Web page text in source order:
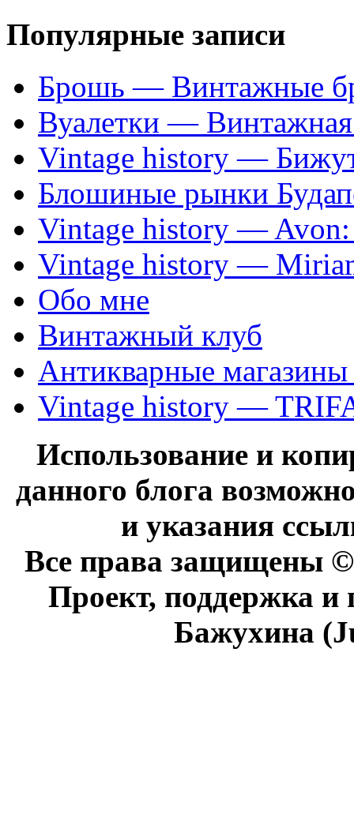
Популярные записи
Брошь — Винтажные
Вуалетки — Винтажная
Vintage history —
Блошиные рынки
Vintage history —
Vintage history —
Обо мне
Винтажный клуб
Антикварные
Vintage history —
Использование и
данного блога
и указания
Все права защищены
Проект, поддержка
Бажухина